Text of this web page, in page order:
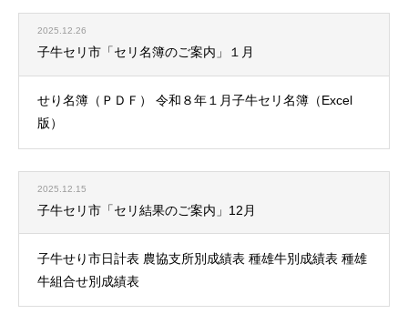
2025.12.26
子牛セリ市「セリ名簿のご案内」１月
せり名簿（ＰＤＦ） 令和８年１月子牛セリ名簿（Excel
版）
2025.12.15
子牛セリ市「セリ結果のご案内」12月
子牛せり市日計表 農協支所別成績表 種雄牛別成績表 種雄
牛組合せ別成績表